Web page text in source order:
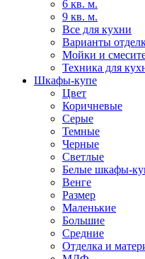
6 кв. м.
9 кв. м.
Все для кухни
Варианты
Мойки и
Техника для
Шкафы-купе
Цвет
Коричневые
Серые
Темные
Черные
Светлые
Белые шкафы-
Венге
Размер
Маленькие
Большие
Средние
Отделка и